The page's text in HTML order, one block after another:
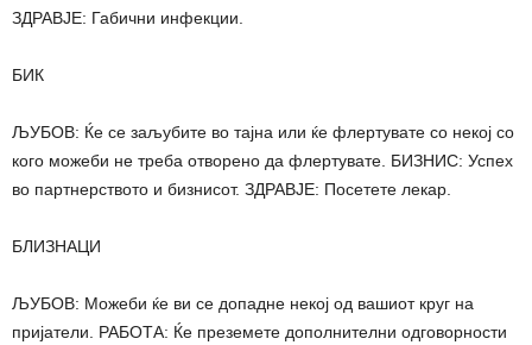
ЗДРАВЈЕ: Габични инфекции.
БИК
ЉУБОВ: Ќе се заљубите во тајна или ќе флертувате со некој со
кого можеби не треба отворено да флертувате. БИЗНИС: Успех
во партнерството и бизнисот. ЗДРАВЈЕ: Посетете лекар.
БЛИЗНАЦИ
ЉУБОВ: Можеби ќе ви се допадне некој од вашиот круг на
пријатели. РАБОТА: Ќе преземете дополнителни одговорности